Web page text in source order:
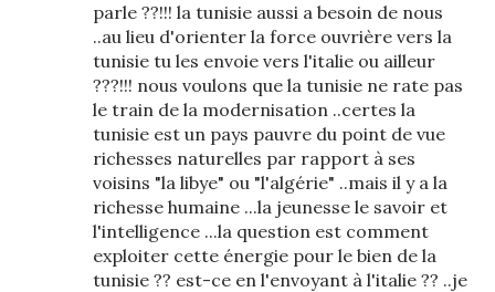
parle ??!!! la tunisie aussi a besoin de nous
..au lieu d'orienter la force ouvrière vers la
tunisie tu les envoie vers l'italie ou ailleur
???!!! nous voulons que la tunisie ne rate pas
le train de la modernisation ..certes la
tunisie est un pays pauvre du point de vue
richesses naturelles par rapport à ses
voisins "la libye" ou "l'algérie" ..mais il y a la
richesse humaine ...la jeunesse le savoir et
l'intelligence ...la question est comment
exploiter cette énergie pour le bien de la
tunisie ?? est-ce en l'envoyant à l'italie ?? ..je